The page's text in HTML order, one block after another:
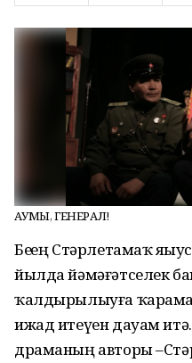
ҺАУМЫ, ГЕНЕРАЛ!
Беҙҙең Стәрлетамаҡ
йылда йәмәғәтселек
ҡалдырылыуға
ижад итеүен дауам
драманың авторы